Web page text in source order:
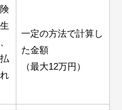
一定の方法で計算し
た金額
（最大12万円）